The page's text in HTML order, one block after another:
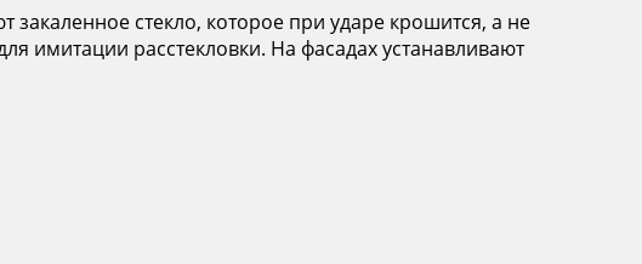
стекло, которое при ударе крошится, а не
имитации расстекловки. На фасадах устанавливают